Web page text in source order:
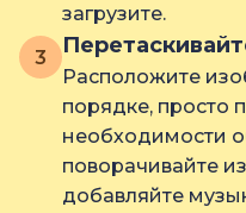
загрузите.
3
Расположите
порядке, просто
необходимости
поворачивайте
добавляйте